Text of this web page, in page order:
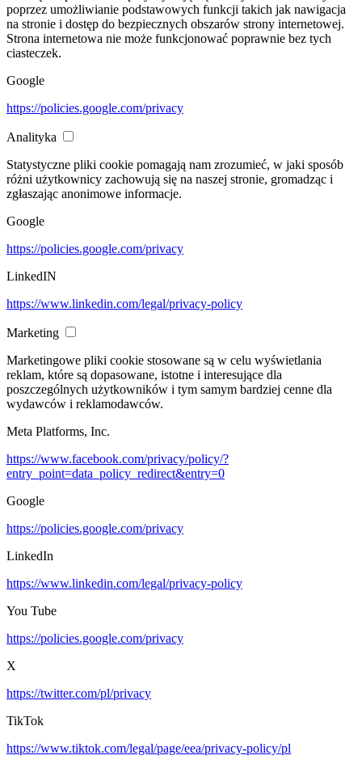
poprzez umożliwianie podstawowych funkcji takich jak nawigacja
na stronie i dostęp do bezpiecznych obszarów strony internetowej.
Strona internetowa nie może funkcjonować poprawnie bez tych
ciasteczek.
Google
https://policies.google.com/privacy
Analityka
Statystyczne pliki cookie pomagają nam zrozumieć, w jaki sposób
różni użytkownicy zachowują się na naszej stronie, gromadząc i
zgłaszając anonimowe informacje.
Google
https://policies.google.com/privacy
LinkedIN
https://www.linkedin.com/legal/privacy-policy
Marketing
Marketingowe pliki cookie stosowane są w celu wyświetlania
reklam, które są dopasowane, istotne i interesujące dla
poszczególnych użytkowników i tym samym bardziej cenne dla
wydawców i reklamodawców.
Meta Platforms, Inc.
https://www.facebook.com/privacy/policy/?
entry_point=data_policy_redirect&entry=0
Google
https://policies.google.com/privacy
LinkedIn
https://www.linkedin.com/legal/privacy-policy
You Tube
https://policies.google.com/privacy
X
https://twitter.com/pl/privacy
TikTok
https://www.tiktok.com/legal/page/eea/privacy-policy/pl